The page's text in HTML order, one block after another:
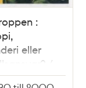
:
eller
/